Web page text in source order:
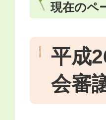
現在のペ
平成
会審